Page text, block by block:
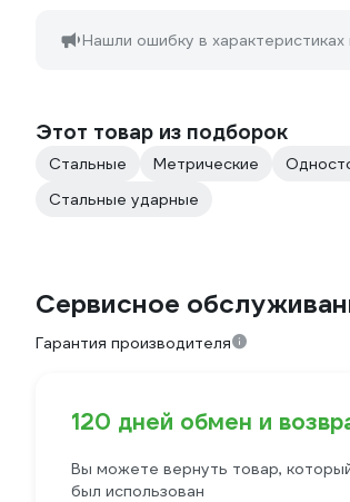
Нашли ошибку в характеристиках
Этот товар из подборок
Стальные Метрические
Стальные ударные
Сервисное
Гарантия производителя
120 дней обмен и
Вы можете вернуть товар,
был использован